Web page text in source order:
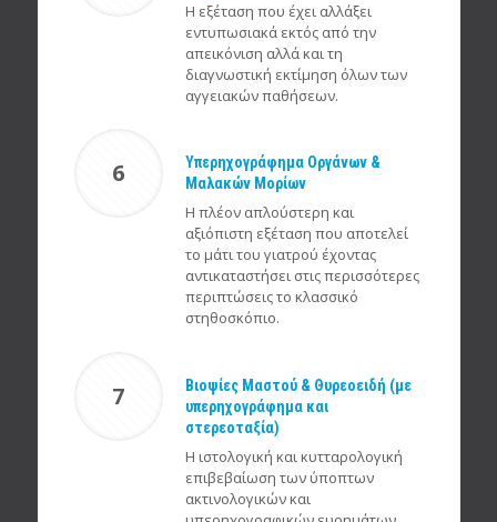
Η εξέταση που έχει αλλάξει
εντυπωσιακά εκτός από την
απεικόνιση αλλά και τη
διαγνωστική εκτίμηση όλων των
αγγειακών παθήσεων.
6
Υπερηχογράφημα Οργάνων &
Μαλακών Μορίων
Η πλέον απλούστερη και
αξιόπιστη εξέταση που αποτελεί
το μάτι του γιατρού έχοντας
αντικαταστήσει στις περισσότερες
περιπτώσεις το κλασσικό
στηθοσκόπιο.
7
Βιοψίες Μαστού & Θυρεοειδή (με
υπερηχογράφημα και
στερεοταξία)
Η ιστολογική και κυτταρολογική
επιβεβαίωση των ύποπτων
ακτινολογικών και